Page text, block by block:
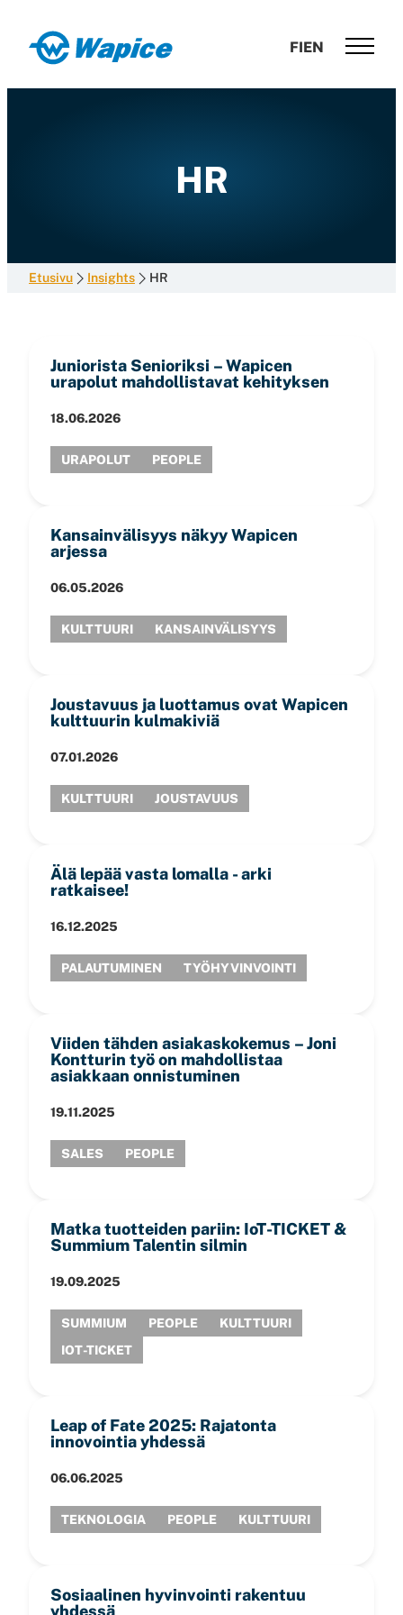
suoraan
sisältöön
Wapice
FIEN
HR
Etusivu Insights HR
Juniorista Senioriksi – Wapicen
urapolut mahdollistavat kehityksen
18.06.2026
URAPOLUT PEOPLE
Kansainvälisyys näkyy Wapicen
arjessa
06.05.2026
KULTTUURI KANSAINVÄLISYYS
Joustavuus ja luottamus ovat Wapicen
kulttuurin kulmakiviä
07.01.2026
KULTTUURI JOUSTAVUUS
Älä lepää vasta lomalla - arki
ratkaisee!
16.12.2025
PALAUTUMINEN TYÖHYVINVOINTI
Viiden tähden asiakaskokemus – Joni
Kontturin työ on mahdollistaa
asiakkaan onnistuminen
19.11.2025
SALES PEOPLE
Matka tuotteiden pariin: IoT-TICKET &
Summium Talentin silmin
19.09.2025
SUMMIUM PEOPLE
KULTTUURI
IOT-TICKET
Leap of Fate 2025: Rajatonta
innovointia yhdessä
06.06.2025
TEKNOLOGIA PEOPLE KULTTUURI
Sosiaalinen hyvinvointi rakentuu
yhdessä